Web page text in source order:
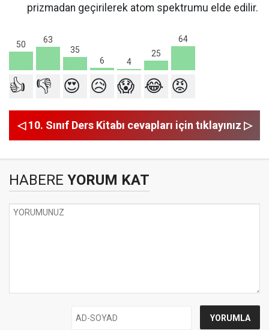
prizmadan geçirilerek atom spektrumu elde edilir.
50
63
35
6
4
25
64
👍 👎 😍 😥 😱 😂 😡
◁ 10. Sınıf Ders Kitabı cevapları için tıklayınız ▷
HABERE YORUM KAT